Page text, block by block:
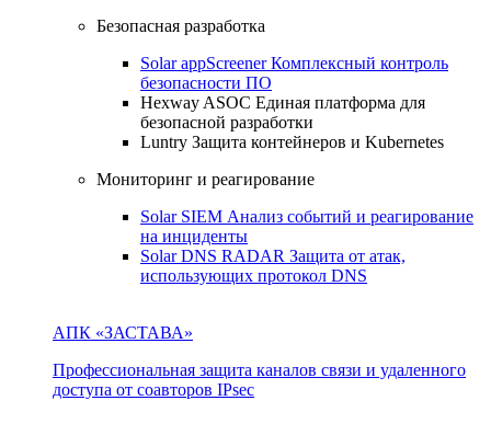
Безопасная разработка
Solar appScreenerКомплексный контроль
безопасности ПО
Hexway ASOC Единая платформа для
безопасной разработки
Luntry Защита контейнеров и Kubernetes
Мониторинг и реагирование
Solar SIEM Анализ событий и реагирование
на инциденты
Solar DNS RADAR Защита от атак,
использующих протокол DNS
АПК «ЗАСТАВА»
Профессиональная защита каналов связи и удаленного
доступа от соавторов IPsec